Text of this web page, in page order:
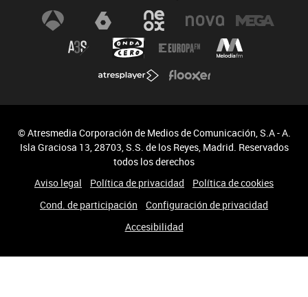
© Atresmedia Corporación de Medios de Comunicación, S.A - A.
Isla Graciosa 13, 28703, S.S. de los Reyes, Madrid. Reservados
todos los derechos
Aviso legal
Política de privacidad
Política de cookies
Cond. de participación
Configuración de privacidad
Accesibilidad